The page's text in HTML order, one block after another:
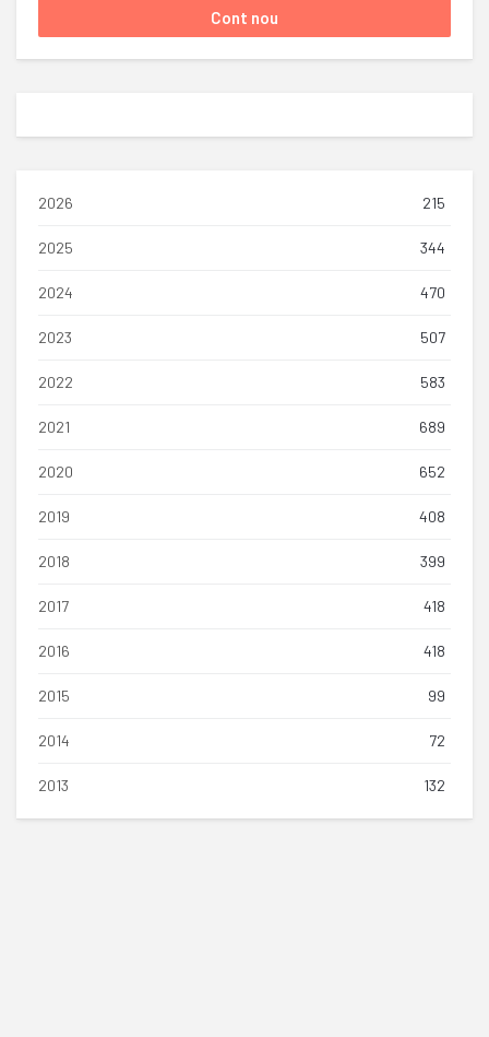
2026 215
2025 344
2024 470
2023 507
2022 583
2021 689
2020 652
2019 408
2018 399
2017 418
2016 418
2015 99
2014 72
2013 132